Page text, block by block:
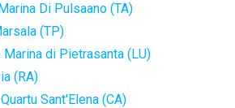
Di Pulsaano (TA)
(TP)
di Pietrasanta (LU)
(RA)
Sant'Elena (CA)